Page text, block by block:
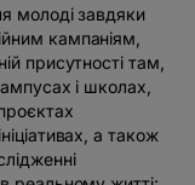
молоді завдяки
кампаніям,
присутності там,
і школах,
а також